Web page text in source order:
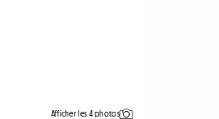
Afficher les 4 photos